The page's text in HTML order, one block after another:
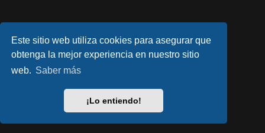
Este sitio web utiliza cookies para asegurar que
obtenga la mejor experiencia en nuestro sitio
web. Saber más
¡Lo entiendo!